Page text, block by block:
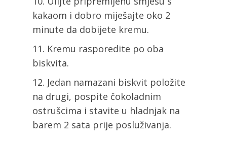
kakaom i dobro miješajte oko 2
minute da dobijete kremu.
Kremu rasporedite po oba
biskvita.
Jedan namazani biskvit položite
na drugi, pospite čokoladnim
ostrušcima i stavite u hladnjak na
barem 2 sata prije posluživanja.